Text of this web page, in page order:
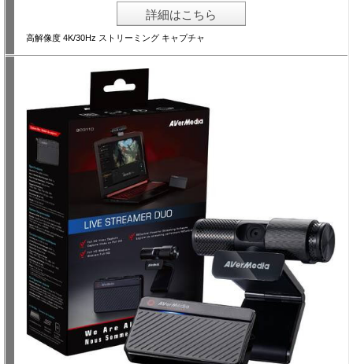
詳細はこちら
高解像度 4K/30Hz ストリーミング キャプチャ